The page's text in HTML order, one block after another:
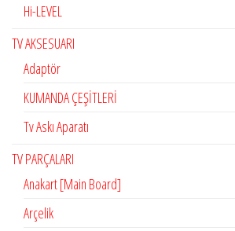
Hi-LEVEL
TV AKSESUARI
Adaptör
KUMANDA ÇEŞİTLERİ
Tv Askı Aparatı
TV PARÇALARI
Anakart [Main Board]
Arçelik